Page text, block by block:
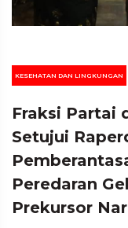
KESEHATAN DAN LINGKUNGAN
Fraksi Partai
Setujui
Peredaran
Prekursor